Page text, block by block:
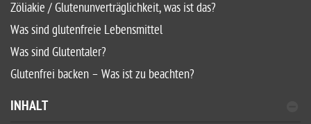
Zöliakie / Glutenunverträglichkeit, was ist das?
Was sind glutenfreie Lebensmittel
Was sind Glutentaler?
Glutenfrei backen – Was ist zu beachten?
INHALT